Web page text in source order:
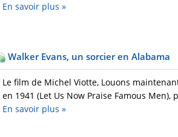
En savoir plus »
Walker Evans, un sorcier en Alabama
Le film de Michel Viotte, Louons
en 1941 (Let Us Now Praise Famous Men),
En savoir plus »